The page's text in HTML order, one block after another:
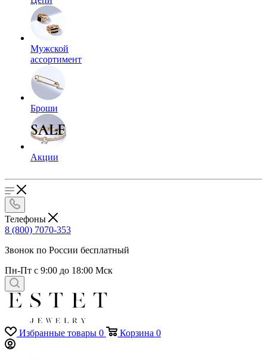
Мужской
ассортимент
Броши
Акции
Телефоны
8 (800) 7070-353
Звонок по России бесплатный
Пн-Пт с 9:00 до 18:00 Мск
Избранные товары 0 Корзина 0